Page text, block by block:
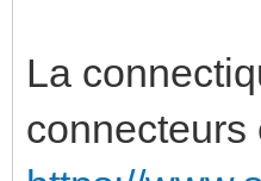
La
connecteurs